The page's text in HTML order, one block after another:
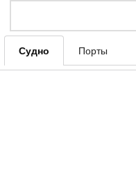
Судно Порты